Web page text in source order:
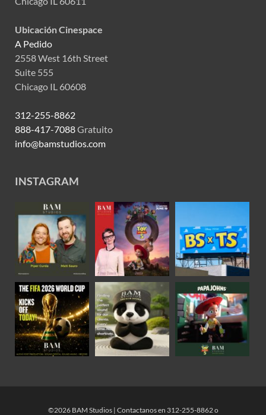
Ubicación Cinespace
A Pedido
2558 West 16th Street
Suite 555
Chicago IL 60608
312-255-8862
888-417-7088Gratuito
info@bamstudios.com
INSTAGRAM
©2026 BAM Studios | Contactanos en 312-255-8862 o